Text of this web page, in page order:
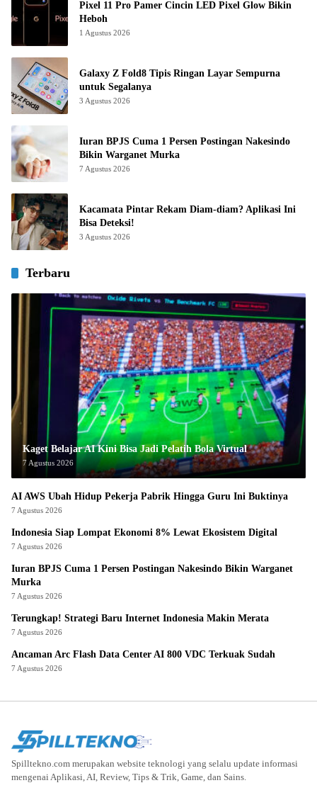
Pixel 11 Pro Pamer Cincin LED Pixel Glow Bikin
Heboh
1 Agustus 2026
Galaxy Z Fold8 Tipis Ringan Layar Sempurna
untuk Segalanya
3 Agustus 2026
Iuran BPJS Cuma 1 Persen Postingan Nakesindo
Bikin Warganet Murka
7 Agustus 2026
Kacamata Pintar Rekam Diam-diam? Aplikasi Ini
Bisa Deteksi!
3 Agustus 2026
Terbaru
Kaget Belajar AI Kini Bisa Jadi Pelatih Bola Virtual
7 Agustus 2026
AI AWS Ubah Hidup Pekerja Pabrik Hingga Guru Ini Buktinya
7 Agustus 2026
Indonesia Siap Lompat Ekonomi 8% Lewat Ekosistem Digital
7 Agustus 2026
Iuran BPJS Cuma 1 Persen Postingan Nakesindo Bikin Warganet
Murka
7 Agustus 2026
Terungkap! Strategi Baru Internet Indonesia Makin Merata
7 Agustus 2026
Ancaman Arc Flash Data Center AI 800 VDC Terkuak Sudah
7 Agustus 2026
Spilltekno.com merupakan website teknologi yang selalu update informasi
mengenai Aplikasi, AI, Review, Tips & Trik, Game, dan Sains.